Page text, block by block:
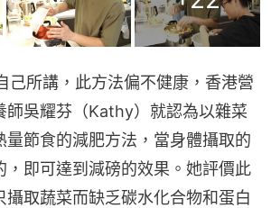
己所講，此方法偏不健康，香港營
師吳耀芬（Kathy）就認為以雜菜
量節食的減肥方法，當身體攝取的
，即可達到減磅的效果。她評價此
攝取蔬菜而缺乏碳水化合物和蛋白